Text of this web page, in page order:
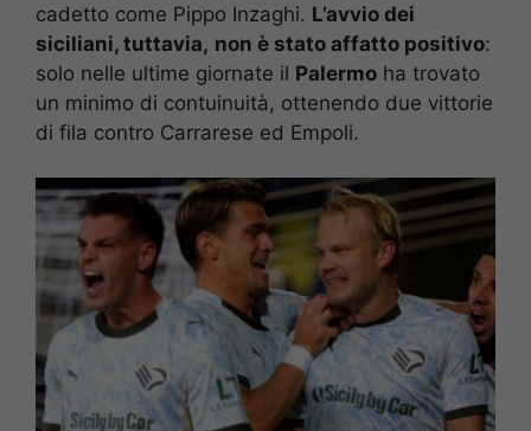
cadetto come Pippo Inzaghi. L’avvio dei
siciliani, tuttavia, non è stato affatto positivo:
solo nelle ultime giornate il Palermo ha trovato
un minimo di contuinuità, ottenendo due vittorie
di fila contro Carrarese ed Empoli.